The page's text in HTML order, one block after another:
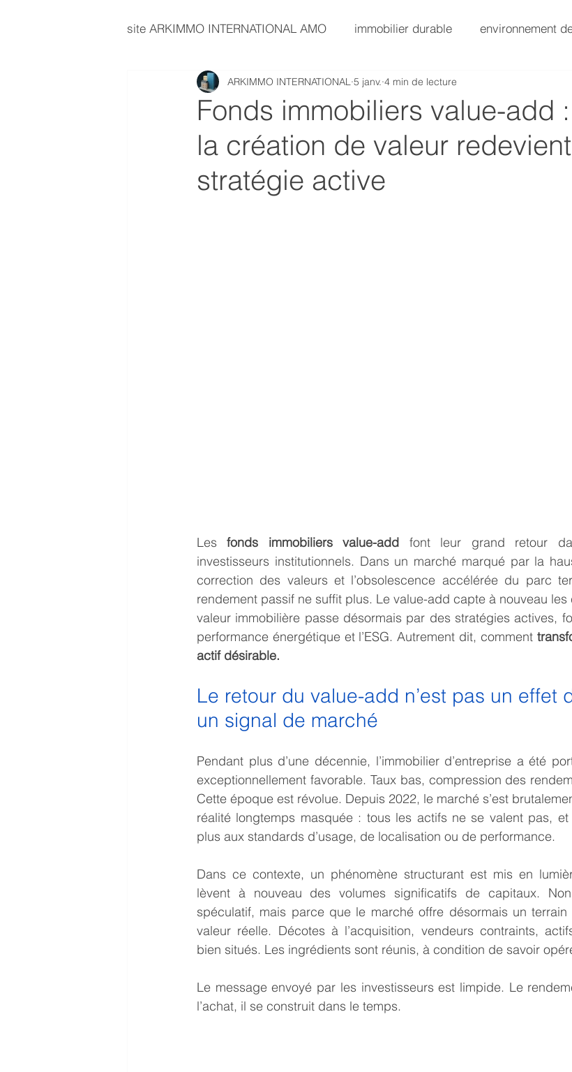
site ARKIMMO INTERNATIONAL AMO immobilier durable environnement
immobilier d'entreprise ESG AMO Immobilier
investissement immobilier AMO Exploitation
Fonds immobiliers value-add
la création de valeur
stratégie active
ARKIMMO INTERNATIONAL 5 janv. 4 min de lecture
Les fonds immobiliers value-add font leur grand retour
investisseurs institutionnels. Dans un marché marqué par la
correction des valeurs et l’obsolescence accélérée du parc
rendement passif ne suffit plus. Le value-add capte à nouveau
valeur immobilière passe désormais par des stratégies actives,
performance énergétique et l’ESG. Autrement dit, comment
actif désirable.
Le retour du value-add n’est pas un effet
un signal de marché
Pendant plus d’une décennie, l’immobilier d’entreprise a été
exceptionnellement favorable. Taux bas, compression des
Cette époque est révolue. Depuis 2022, le marché s’est
réalité longtemps masquée : tous les actifs ne se valent pas,
plus aux standards d’usage, de localisation ou de performance.
Dans ce contexte, un phénomène structurant est mis en
lèvent à nouveau des volumes significatifs de capitaux.
spéculatif, mais parce que le marché offre désormais un
valeur réelle. Décotes à l’acquisition, vendeurs contraints,
bien situés. Les ingrédients sont réunis, à condition de savoir
Le message envoyé par les investisseurs est limpide. Le
l’achat, il se construit dans le temps.